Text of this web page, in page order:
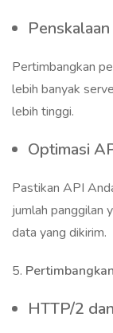
Pertimbangkan
lebih banyak
lebih tinggi.
Optimasi
Pastikan API
jumlah panggilan
data yang dikirim.
5.
HTTP/2